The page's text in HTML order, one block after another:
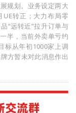
规划。业务设定两大
转正；大力布局零
“远转近”拉升订单与
半，当前外卖单亏约
标从年初1000家上调
方暂未对此消息作出